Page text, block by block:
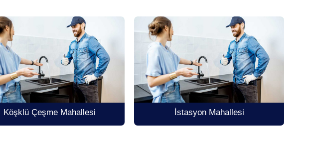
Köşklü Çeşme Mahallesi İstasyon Mahallesi